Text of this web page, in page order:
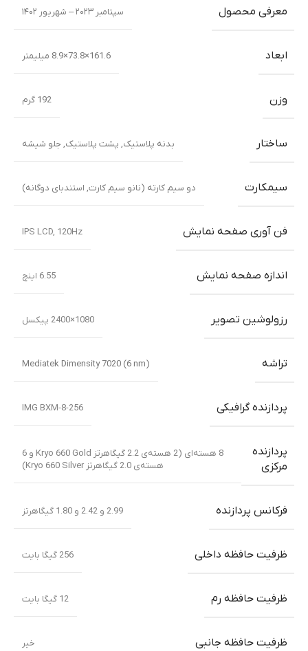
معرفی محصول سپتامبر ۲۰۲۳ – شهریور ۱۴۰۲
ابعاد 161.6×73.8×8.9 میلیمتر
وزن 192 گرم
ساختار بدنه پلاستیک, پشت پلاستیک, جلو شیشه
سیمکارت دو سیم کارته (نانو سیم کارت, استندبای دوگانه)
فن آوری صفحه نمایش IPS LCD, 120Hz
اندازه صفحه نمایش 6.55 اینچ
رزولوشین تصویر 1080×2400 پیکسل
تراشه Mediatek Dimensity 7020 (6 nm)
پردازنده گرافیکی IMG BXM-8-256
پردازنده
مرکزی
8 هسته‌ای (2 هسته‌ی 2.2 گیگاهرتز Kryo 660 Gold و 6
هسته‌ی 2.0 گیگاهرتز Kryo 660 Silver)
فرکانس پردازنده 2.99 و 2.42 و 1.80 گیگاهرتز
ظرفیت حافظه داخلی 256 گیگا بایت
ظرفیت حافظه رم 12 گیگا بایت
ظرفیت حافظه جانبی خیر